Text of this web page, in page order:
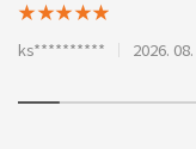
★★★★★
ks********** 2026.